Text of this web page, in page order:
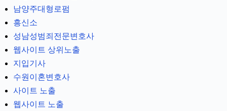
남양주대형로펌
흥신소
성남성범죄전문변호사
웹사이트 상위노출
지입기사
수원이혼변호사
사이트 노출
웹사이트 노출